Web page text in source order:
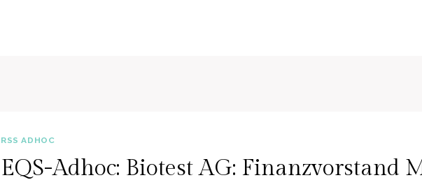
RSS ADHOC
EQS-Adhoc: Biotest AG: Finanzvorstand